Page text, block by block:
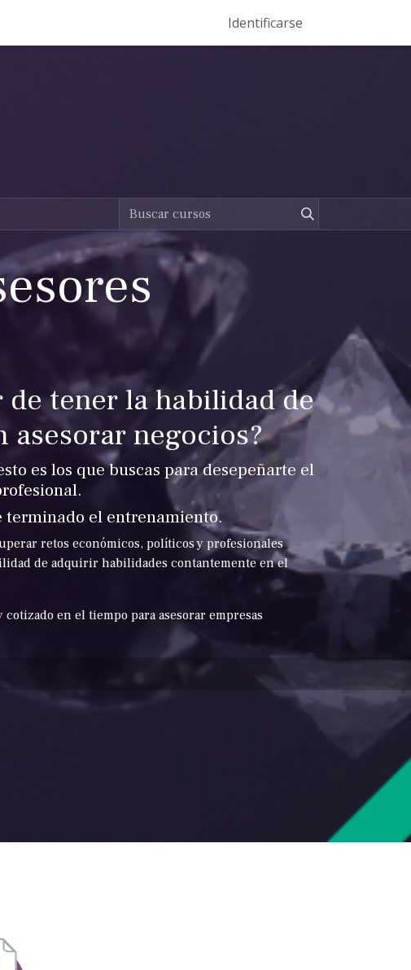
Ser Entrenador Vento
Identificarse
de tener la habilidad de
asesorar negocios?
es los que buscas para desepeñarte el
terminado el entrenamiento.
retos económicos, políticos y profesionales
de adquirir habilidades contantemente en el
en el tiempo para asesorar empresas